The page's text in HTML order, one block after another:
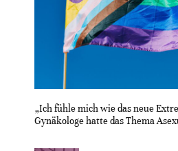
„Ich fühle mich wie das neue
Gynäkologe hatte das Thema